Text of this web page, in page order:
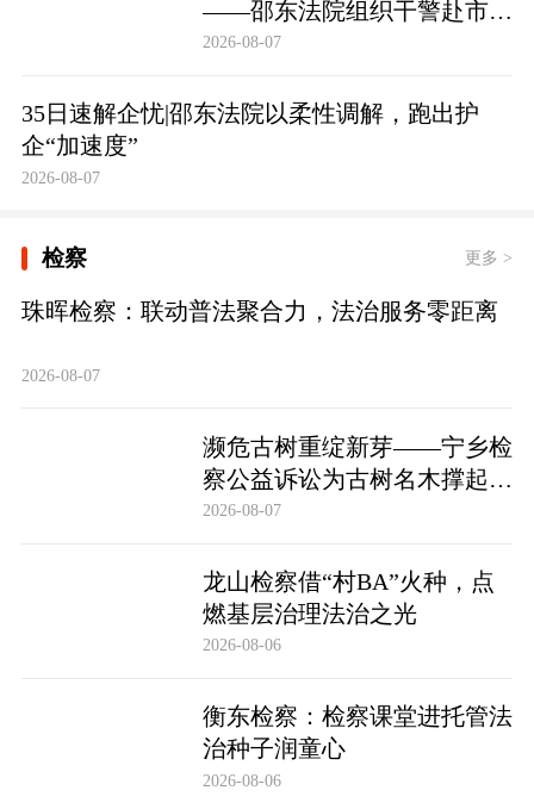
——邵东法院组织干警赴市禁
毒教育基地参观学习
2026-08-07
35日速解企忧|邵东法院以柔性调解，跑出护
企“加速度”
2026-08-07
检察 更多 >
珠晖检察：联动普法聚合力，法治服务零距离
2026-08-07
濒危古树重绽新芽——宁乡检
察公益诉讼为古树名木撑起法
治“保护伞”
2026-08-07
龙山检察借“村BA”火种，点
燃基层治理法治之光
2026-08-06
衡东检察：检察课堂进托管法
治种子润童心
2026-08-06